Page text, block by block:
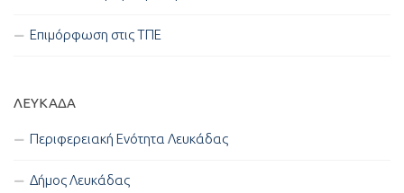
Επιμόρφωση στις ΤΠΕ
ΛΕΥΚΑΔΑ
Περιφερειακή Ενότητα Λευκάδας
Δήμος Λευκάδας